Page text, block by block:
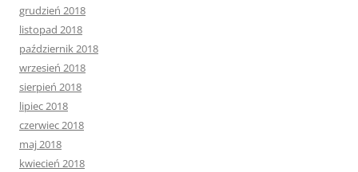
grudzień 2018
listopad 2018
październik 2018
wrzesień 2018
sierpień 2018
lipiec 2018
czerwiec 2018
maj 2018
kwiecień 2018